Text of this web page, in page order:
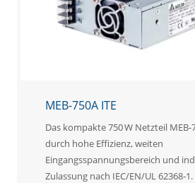
MEB-750A ITE
Das kompakte 750 W Netzteil
durch hohe Effizienz, weiten
Eingangsspannungsbereich und
Zulassung nach IEC/EN/UL 62368‑1.